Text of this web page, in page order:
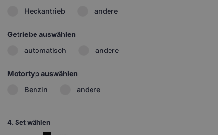
Heckantrieb
andere
Getriebe auswählen
automatisch
andere
Motortyp auswählen
Benzin
andere
4. Set wählen